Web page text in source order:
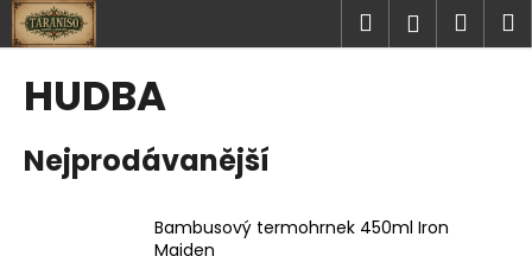
Přejít
na
obsah
Hledat
HUDBA
Nejprodávanější
Bambusový termohrnek 450ml Iron
Maiden
K
o
o